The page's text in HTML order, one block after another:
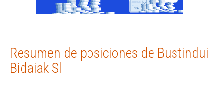
Resumen de posiciones de Bustindui
Bidaiak Sl